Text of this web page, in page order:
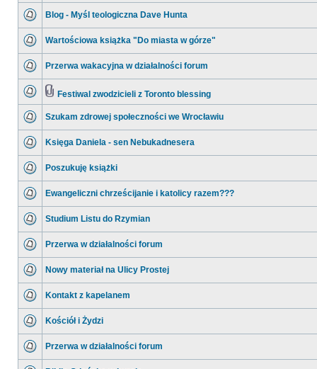
Blog - Myśl teologiczna Dave Hunta
Wartościowa książka "Do miasta w górze"
Przerwa wakacyjna w działalności forum
Festiwal zwodzicieli z Toronto blessing
Szukam zdrowej społeczności we Wrocławiu
Księga Daniela - sen Nebukadnesera
Poszukuję książki
Ewangeliczni chrześcijanie i katolicy razem???
Studium Listu do Rzymian
Przerwa w działalności forum
Nowy materiał na Ulicy Prostej
Kontakt z kapelanem
Kościół i Żydzi
Przerwa w działalności forum